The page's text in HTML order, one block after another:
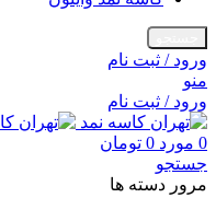
ورود / ثبت نام
منو
ورود / ثبت نام
0 مورد 0 تومان
جستجو
مرور دسته ها